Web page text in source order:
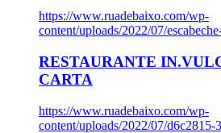
https://www.ruadebaixo.com/wp-
content/uploads/2022/07/
RESTAURANTE
CARTA
https://www.ruadebaixo.com/wp-
content/uploads/2022/07/d6c2815-